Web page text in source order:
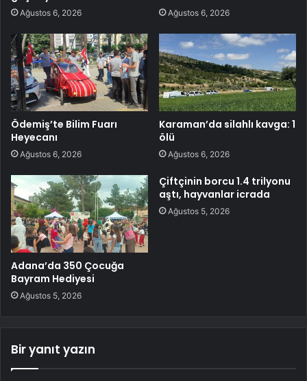
Ağustos 6, 2026 Ağustos 6, 2026
Ödemiş’te Bilim Fuarı
Heyecanı
Ağustos 6, 2026
Karaman’da silahlı kavga: 1
ölü
Ağustos 6, 2026
Adana’da 350 Çocuğa
Bayram Hediyesi
Ağustos 5, 2026
Çiftçinin borcu 1.4 trilyonu
aştı, hayvanlar icrada
Ağustos 5, 2026
Bir yanıt yazın